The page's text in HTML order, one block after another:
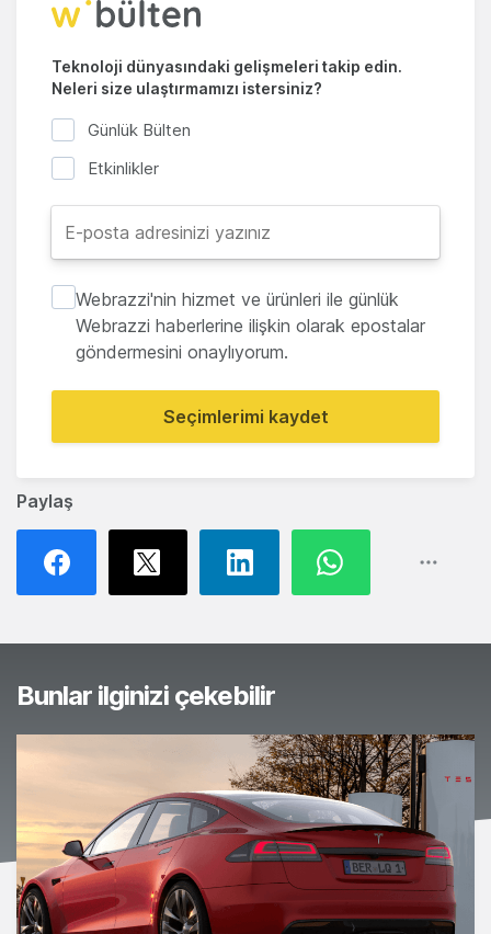
Paylaş
Teknoloji dünyasındaki gelişmeleri takip edin.
Neleri size ulaştırmamızı istersiniz?
Günlük Bülten
Etkinlikler
Webrazzi'nin hizmet ve ürünleri ile günlük
Webrazzi haberlerine ilişkin olarak epostalar
göndermesini onaylıyorum.
Seçimlerimi kaydet
Bunlar ilginizi çekebilir